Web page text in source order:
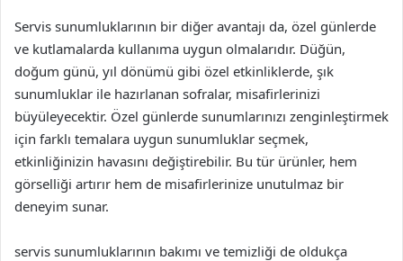
Servis sunumluklarının bir diğer avantajı da, özel günlerde
ve kutlamalarda kullanıma uygun olmalarıdır. Düğün,
doğum günü, yıl dönümü gibi özel etkinliklerde, şık
sunumluklar ile hazırlanan sofralar, misafirlerinizi
büyüleyecektir. Özel günlerde sunumlarınızı zenginleştirmek
için farklı temalara uygun sunumluklar seçmek,
etkinliğinizin havasını değiştirebilir. Bu tür ürünler, hem
görselliği artırır hem de misafirlerinize unutulmaz bir
deneyim sunar.
servis sunumluklarının bakımı ve temizliği de oldukça